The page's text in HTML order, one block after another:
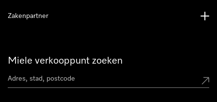
Miele verkooppunt zoeken
Zakenpartner